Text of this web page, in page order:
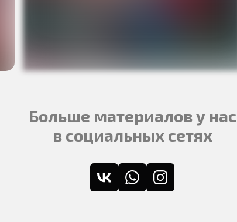
Больше материалов у нас
в социальных сетях